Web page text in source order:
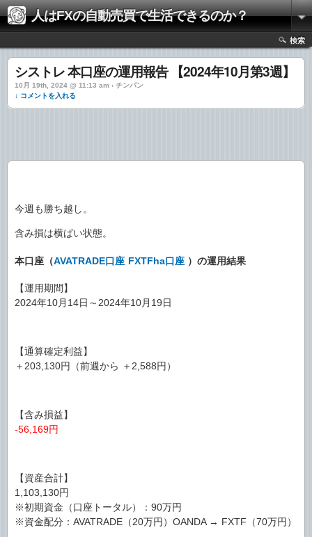
人はFXの自動売買で生活できるのか？
検索
シストレ 本口座の運用報告 【2024年10月第3週】
10月 19th, 2024 @ 11:13 am › チンパン
↓ コメントを入れる
今週も勝ち越し。
含み損は横ばい状態。
本口座（AVATRADE口座 FXTFha口座 ）の運用結果
【運用期間】
2024年10月14日～2024年10月19日
【通算確定利益】
＋203,130円（前週から ＋2,588円）
【含み損益】
-56,169円
【資産合計】
1,103,130円
※初期資金（口座トータル）：90万円
※資金配分：AVATRADE（20万円）OANDA → FXTF（70万円）